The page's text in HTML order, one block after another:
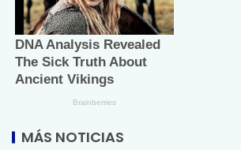
MÁS NOTICIAS